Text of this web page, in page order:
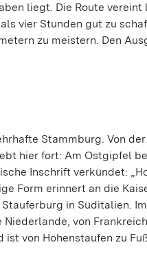
liegt. Die Route vereint
vier Stunden gut zu
zu meistern. Den
Stammburg. Von
hier fort: Am Ostgipfel
Inschrift verkündet:
Form erinnert an die
in Süditalien.
von
von Hohenstaufen zu